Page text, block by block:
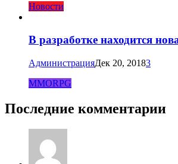
Новости
В разработке находится
АдминистрацияДек 20, 20183
MMORPG
Последние комментарии